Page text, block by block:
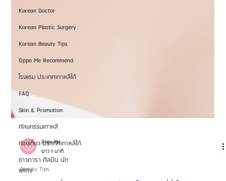
Korean Doctor
Korean Plastic Surgery
Korean Beauty Tips
Oppa Me Recommend
โรงแรม ประเทศเกาหลีใต้
FAQ
Skin & Promotion
ศัลยกรรมเกาหลี
ท่องเที่ยว ประเทศเกาหลีใต้
ข่าวดารา ศิลปิน นัก
แสดง